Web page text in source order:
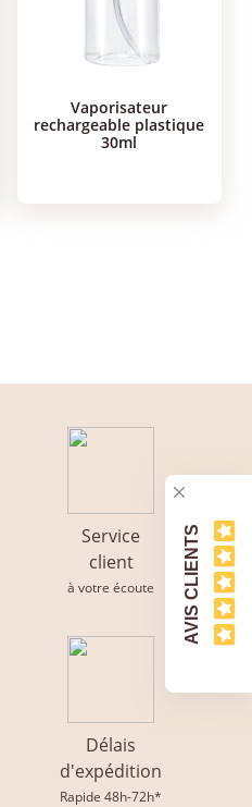
vaporisateur
rechargeable plastique
30ml
Service
client
à votre écoute
Délais
d'expédition
Rapide 48h-72h*
AVIS CLIENTS